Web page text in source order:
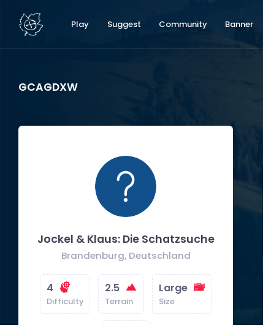
Play Suggest Community Banner
GCAGDXW
Jockel & Klaus: Die Schatzsuche
Brandenburg, Deutschland
4
Difficulty
2.5
Terrain
Large
Size